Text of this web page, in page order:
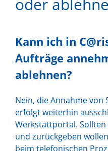
oder
Kann ich in
Aufträge
ablehnen?
Nein, die Annahme von
erfolgt weiterhin
Werkstattportal. Sollten
und zurückgeben
beim telefonischen